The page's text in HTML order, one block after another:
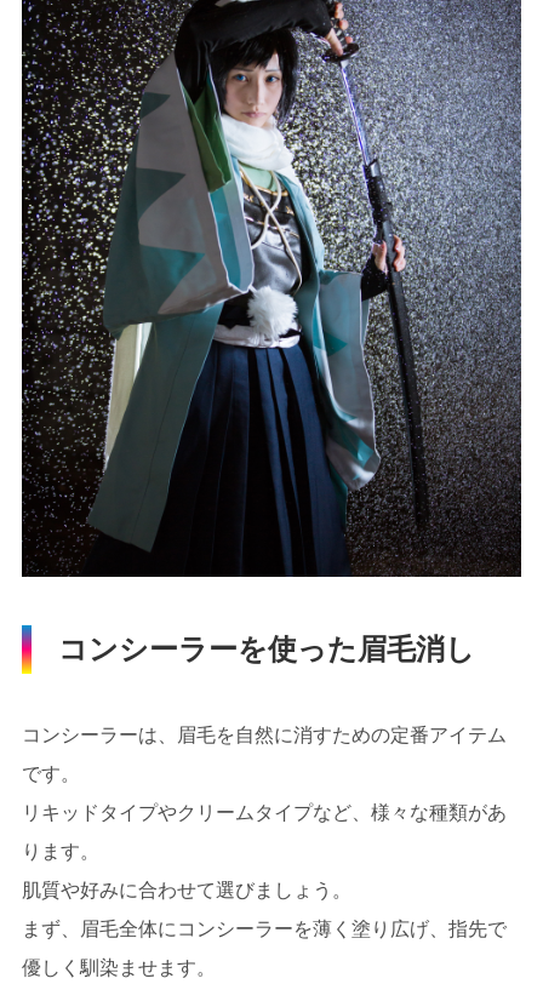
コンシーラーを使った眉毛消し
コンシーラーは、眉毛を自然に消すための定番アイテム
です。
リキッドタイプやクリームタイプなど、様々な種類があ
ります。
肌質や好みに合わせて選びましょう。
まず、眉毛全体にコンシーラーを薄く塗り広げ、指先で
優しく馴染ませます。